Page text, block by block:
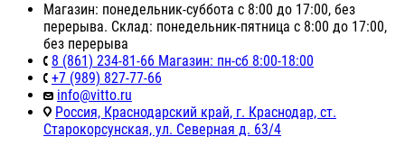
Магазин: понедельник-суббота с 8:00 до 17:00, без
перерыва. Склад: понедельник-пятница с 8:00 до 17:00,
без перерыва
8 (861) 234-81-66 Магазин: пн-сб 8:00-18:00
+7 (989) 827-77-66
info@vitto.ru
Россия, Краснодарский край, г. Краснодар, ст.
Старокорсунская, ул. Северная д. 63/4